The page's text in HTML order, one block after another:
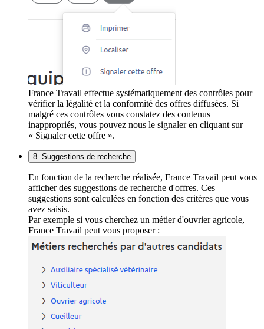
France Travail effectue systématiquement des contrôles pour
vérifier la légalité et la conformité des offres diffusées. Si
malgré ces contrôles vous constatez des contenus
inappropriés, vous pouvez nous le signaler en cliquant sur
« Signaler cette offre ».
8. Suggestions de recherche
En fonction de la recherche réalisée, France Travail peut vous
afficher des suggestions de recherche d'offres. Ces
suggestions sont calculées en fonction des critères que vous
avez saisis.
Par exemple si vous cherchez un métier d'ouvrier agricole,
France Travail peut vous proposer :